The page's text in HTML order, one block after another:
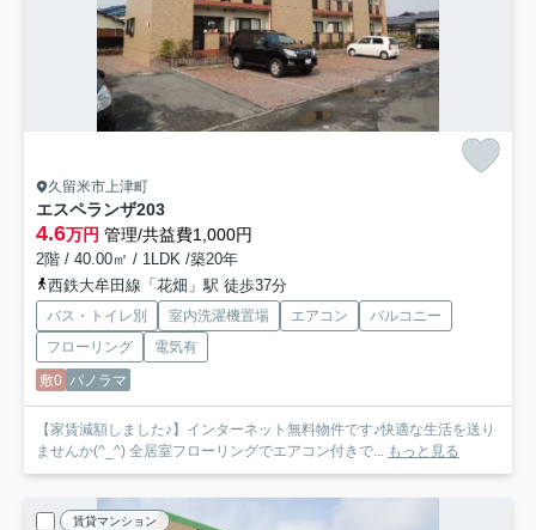
久留米市上津町
エスペランザ203
4.6万円 管理/共益費1,000円
2階 / 40.00㎡ / 1LDK /築20年
西鉄大牟田線「花畑」駅 徒歩37分
バス・トイレ別 室内洗濯機置場 エアコン
バルコニー
フローリング
電気有
敷0 パノラマ
【家賃減額しました♪】インターネット無料物件です♪快適な生活を送り
ませんか(^_^) 全居室フローリングでエアコン付きで... もっと見る
賃貸マンション